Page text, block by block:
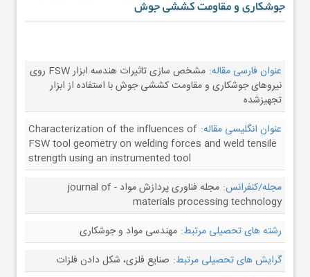
جوشکاری و مقاومت کششی جوش
عنوان فارسی مقاله:
مشخص سازی تاثیرات هندسه ابزار FSW روی
نیروهای جوشکاری و مقاومت کششی جوش با استفاده از ابزار
تجهیزشده
عنوان انگلیسی مقاله: Characterization of the influences of
FSW tool geometry on welding forces and weld tensile
strength using an instrumented tool
مجله/کنفرانس:
مجله فناوری پردازش مواد - journal of
materials processing technology
رشته های تحصیلی مرتبط: مهندسی مواد و جوشکاری
گرایش های تحصیلی مرتبط: صنایع فلزی، شکل دادن فلزات